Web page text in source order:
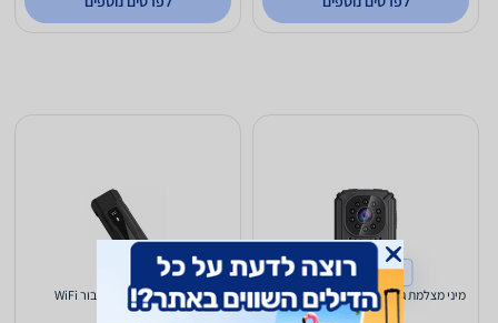
קנייה מחו"ל
מיני מצלמת גוף כולל חיישן תנועה באיכות
FULL HD
מצלמת גוף מיני עם חיבור WiFi